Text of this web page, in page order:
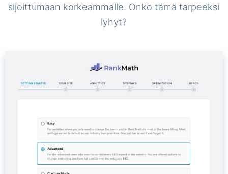
sijoittumaan korkeammalle. Onko tämä tarpeeksi
lyhyt?